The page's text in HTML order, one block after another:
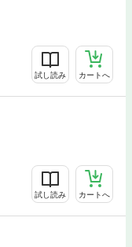
試し読み カートへ
試し読み カートへ